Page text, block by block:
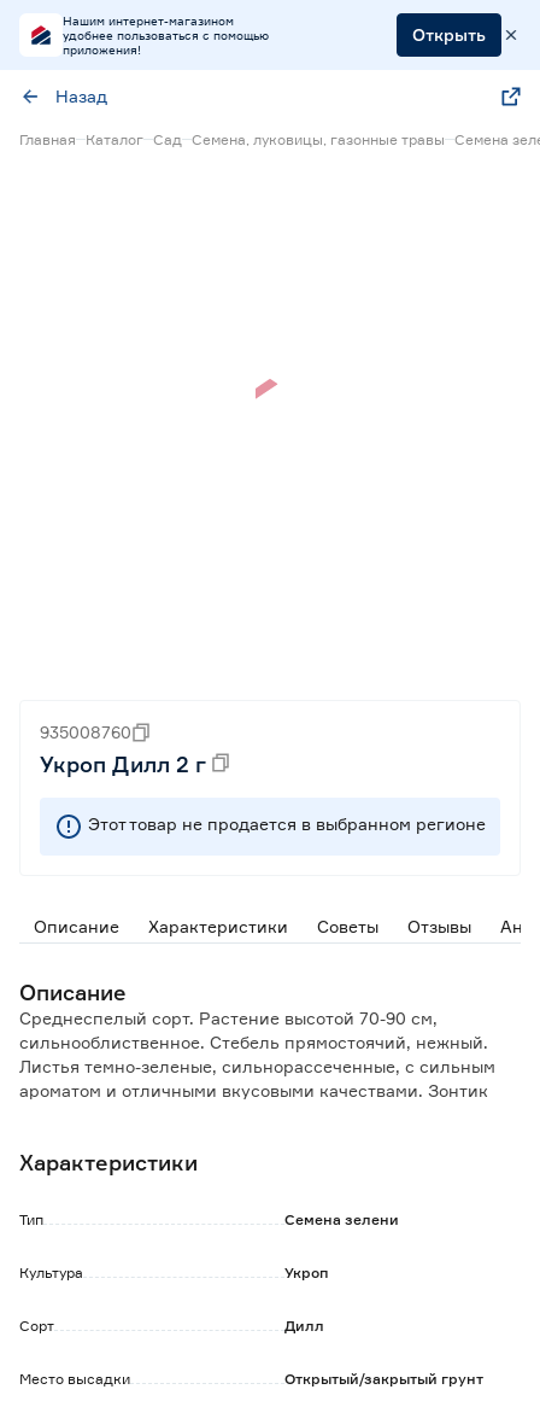
Нашим интернет-магазином
удобнее пользоваться с помощью
приложения!
Открыть
Назад
Главная Каталог Сад Семена, луковицы, газонные травы Семена
935008760
Укроп Дилл 2 г
Этот товар не продается в выбранном регионе
Описание Характеристики Советы Отзывы
Описание
Среднеспелый сорт. Растение высотой 70-90 см,
сильнооблиственное. Стебель прямостоячий, нежный.
Листья темно-зеленые, сильнорассеченные, с сильным
ароматом и отличными вкусовыми качествами. Зонтик
медленное стеблевание, высокая ароматичность.
сушеном, соленом виде. Используется в диетическом
Характеристики
Тип Семена зелени
Культура Укроп
Сорт Дилл
Место высадки Открытый/закрытый грунт